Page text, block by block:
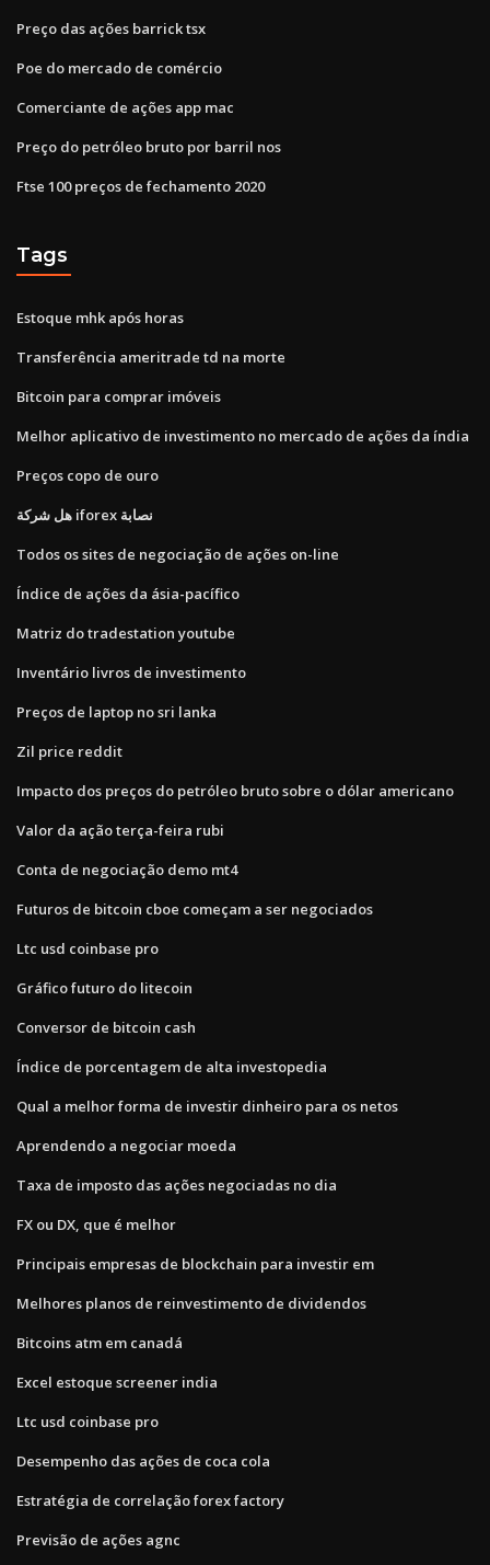
Preço das ações barrick tsx
Poe do mercado de comércio
Comerciante de ações app mac
Preço do petróleo bruto por barril nos
Ftse 100 preços de fechamento 2020
Tags
Estoque mhk após horas
Transferência ameritrade td na morte
Bitcoin para comprar imóveis
Melhor aplicativo de investimento no mercado de ações da índia
Preços copo de ouro
هل شركة iforex نصابة
Todos os sites de negociação de ações on-line
Índice de ações da ásia-pacífico
Matriz do tradestation youtube
Inventário livros de investimento
Preços de laptop no sri lanka
Zil price reddit
Impacto dos preços do petróleo bruto sobre o dólar americano
Valor da ação terça-feira rubi
Conta de negociação demo mt4
Futuros de bitcoin cboe começam a ser negociados
Ltc usd coinbase pro
Gráfico futuro do litecoin
Conversor de bitcoin cash
Índice de porcentagem de alta investopedia
Qual a melhor forma de investir dinheiro para os netos
Aprendendo a negociar moeda
Taxa de imposto das ações negociadas no dia
FX ou DX, que é melhor
Principais empresas de blockchain para investir em
Melhores planos de reinvestimento de dividendos
Bitcoins atm em canadá
Excel estoque screener india
Ltc usd coinbase pro
Desempenho das ações de coca cola
Estratégia de correlação forex factory
Previsão de ações agnc